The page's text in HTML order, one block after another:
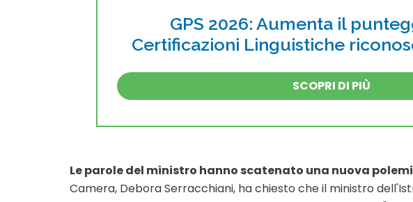
GPS 2026: Aumenta il
Certificazioni Linguistiche
SCOPRI DI PIÙ
Le parole del ministro hanno scatenato una nuova
Camera, Debora Serracchiani, ha chiesto che il ministro